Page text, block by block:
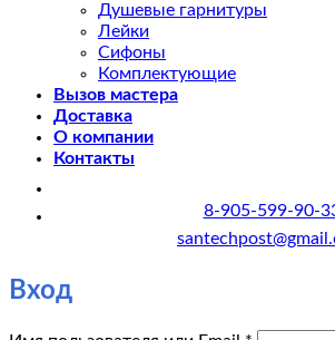
Душевые гарнитуры
Лейки
Сифоны
Комплектующие
Вызов мастера
Доставка
О компании
Контакты
8-905-599-90-
Вход